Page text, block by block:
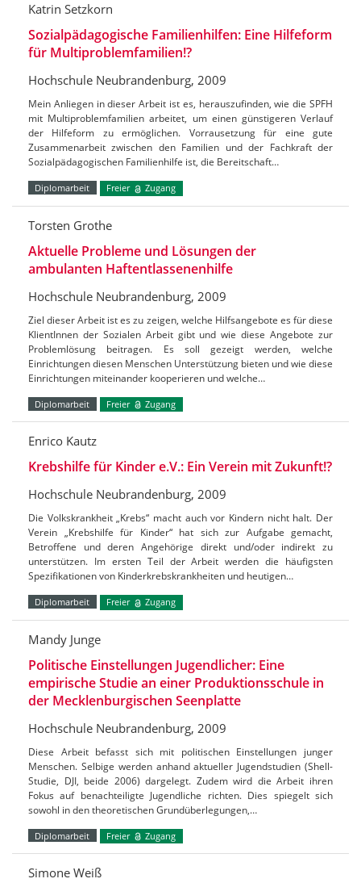
Katrin Setzkorn
Sozialpädagogische Familienhilfen: Eine Hilfeform
für Multiproblemfamilien!?
Hochschule Neubrandenburg, 2009
Mein Anliegen in dieser Arbeit ist es, herauszufinden, wie die SPFH
mit Multiproblemfamilien arbeitet, um einen günstigeren Verlauf
der Hilfeform zu ermöglichen. Vorrausetzung für eine gute
Zusammenarbeit zwischen den Familien und der Fachkraft der
Sozialpädagogischen Familienhilfe ist, die Bereitschaft…
Diplomarbeit Freier Zugang
Torsten Grothe
Aktuelle Probleme und Lösungen der
ambulanten Haftentlassenenhilfe
Hochschule Neubrandenburg, 2009
Ziel dieser Arbeit ist es zu zeigen, welche Hilfsangebote es für diese
KlientInnen der Sozialen Arbeit gibt und wie diese Angebote zur
Problemlösung beitragen. Es soll gezeigt werden, welche
Einrichtungen diesen Menschen Unterstützung bieten und wie diese
Einrichtungen miteinander kooperieren und welche…
Diplomarbeit Freier Zugang
Enrico Kautz
Krebshilfe für Kinder e.V.: Ein Verein mit Zukunft!?
Hochschule Neubrandenburg, 2009
Die Volkskrankheit „Krebs“ macht auch vor Kindern nicht halt. Der
Verein „Krebshilfe für Kinder“ hat sich zur Aufgabe gemacht,
Betroffene und deren Angehörige direkt und/oder indirekt zu
unterstützen. Im ersten Teil der Arbeit werden die häufigsten
Spezifikationen von Kinderkrebskrankheiten und heutigen…
Diplomarbeit Freier Zugang
Mandy Junge
Politische Einstellungen Jugendlicher: Eine
empirische Studie an einer Produktionsschule in
der Mecklenburgischen Seenplatte
Hochschule Neubrandenburg, 2009
Diese Arbeit befasst sich mit politischen Einstellungen junger
Menschen. Selbige werden anhand aktueller Jugendstudien (Shell-
Studie, DJI, beide 2006) dargelegt. Zudem wird die Arbeit ihren
Fokus auf benachteiligte Jugendliche richten. Dies spiegelt sich
sowohl in den theoretischen Grundüberlegungen,…
Diplomarbeit Freier Zugang
Simone Weiß